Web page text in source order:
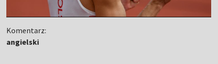
Komentarz:
angielski